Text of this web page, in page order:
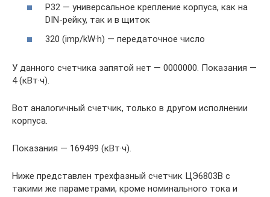
Р32 — универсальное крепление корпуса, как на
DIN-рейку, так и в щиток
320 (imp/kW·h) — передаточное число
У данного счетчика запятой нет — 0000000. Показания —
4 (кВт·ч).
Вот аналогичный счетчик, только в другом исполнении
корпуса.
Показания — 169499 (кВт·ч).
Ниже представлен трехфазный счетчик ЦЭ6803В с
такими же параметрами, кроме номинального тока и